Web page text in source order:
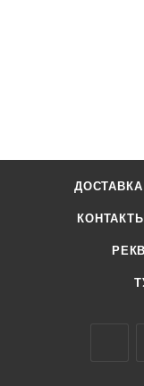
ДОСТАВКА
КОНТАКТЫ